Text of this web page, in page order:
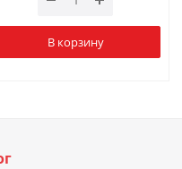
В корзину